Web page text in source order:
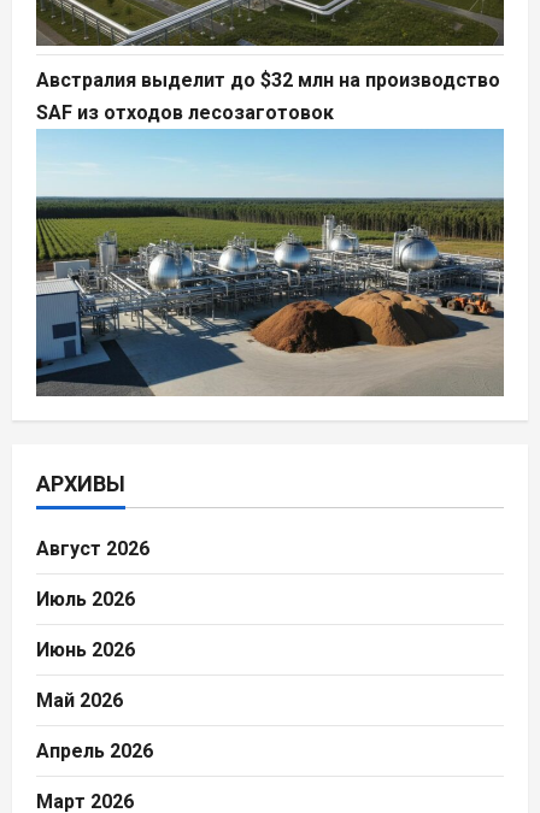
Австралия выделит до $32 млн на производство
SAF из отходов лесозаготовок
АРХИВЫ
Август 2026
Июль 2026
Июнь 2026
Май 2026
Апрель 2026
Март 2026